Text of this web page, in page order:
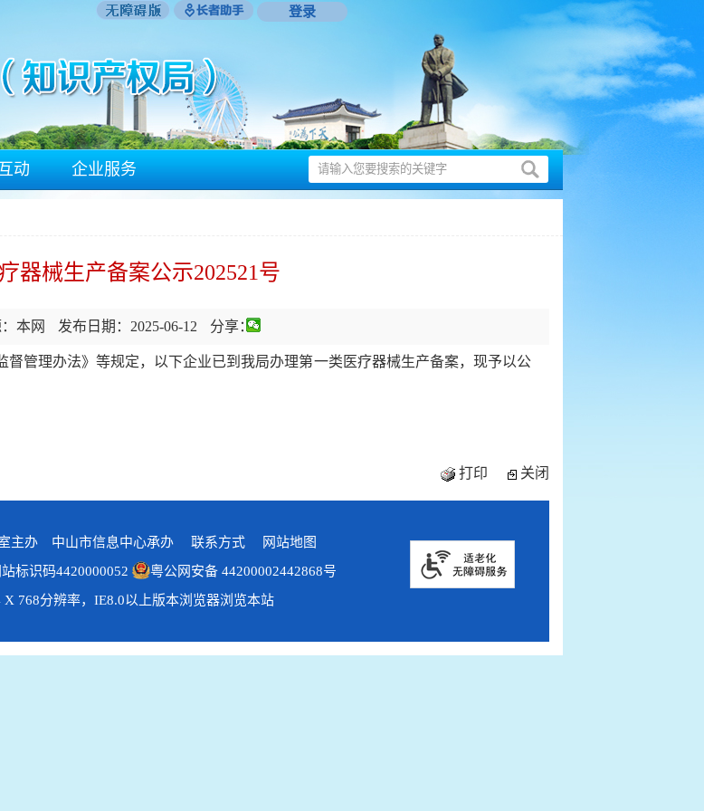
登录
动 企业服务
器械生产备案公示202521号
本网 发布日期：2025-06-12 分享：
理办法》等规定，以下企业已到我局办理第一类医疗器械生产备案，现予以公
打印 关闭
室主办 中山市信息中心承办 联系方式
网站地图
标识码4420000052
粤公网安备 44200002442868号
X 768分辨率，IE8.0以上版本浏览器浏览本站